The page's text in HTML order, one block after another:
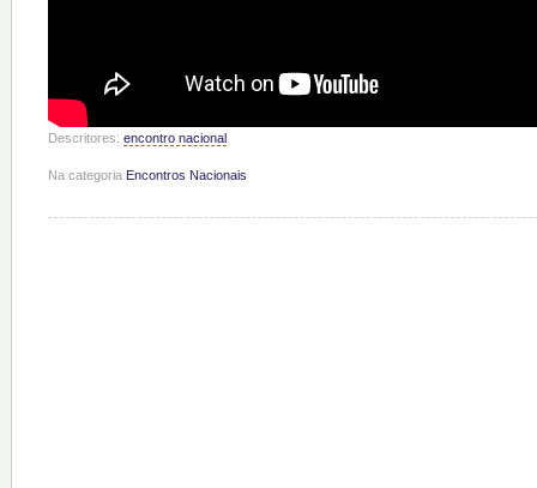
Descritores: encontro nacional
Na categoria Encontros Nacionais